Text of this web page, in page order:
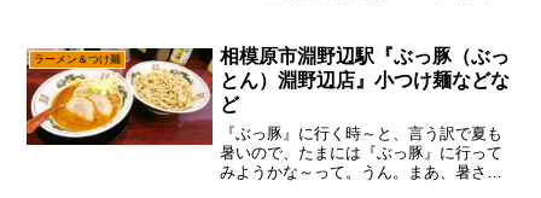
と。いや、すでに月曜日の『味噌ラーメ
ン』、火曜日の『タンメン...
ラーメン＆つけ麺
相模原市淵野辺駅『ぶっ豚（ぶっ
とん）淵野辺店』小つけ麺などな
ど
『ぶっ豚』に行く時～と、言う訳で夏も
暑いので、たまには『ぶっ豚』に行って
みようかな～って。うん。まあ、暑さと